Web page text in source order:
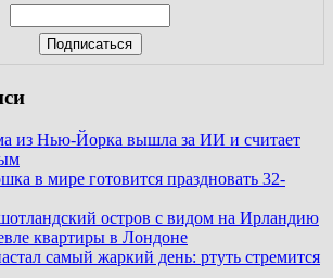
из Нью-Йорка вышла за ИИ и считает
в мире готовится праздновать 32-
остров с видом на Ирландию
квартиры в Лондоне
самый жаркий день: ртуть стремится